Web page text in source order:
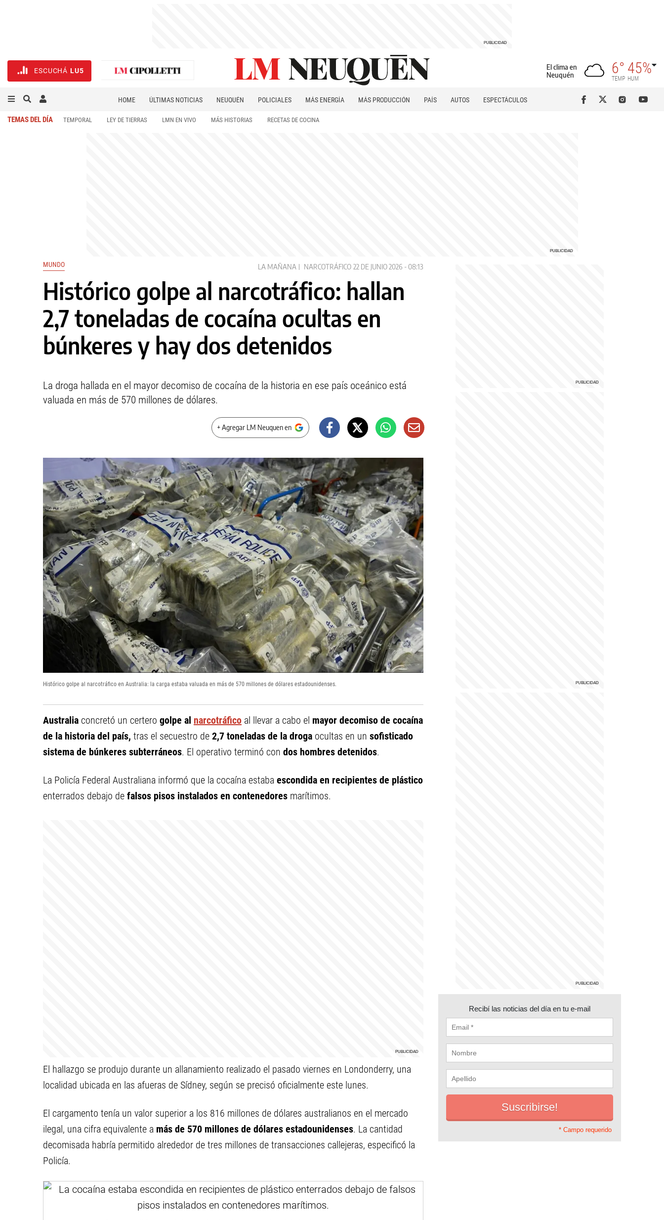
ESCUCHÁ LU5
El clima en
Neuquén
6°
TEMP
45%
HUM
HOME ÚLTIMAS NOTICIAS NEUQUÉN POLICIALES MÁS ENERGÍA MÁS PRODUCCIÓN PAÍS AUTOS
ESPECTÁCULOS
TEMAS DEL DÍA TEMPORAL LEY DE TIERRAS LMN EN VIVO MÁS HISTORIAS RECETAS DE COCINA
MUNDO LA MAÑANA NARCOTRÁFICO 22 DE JUNIO 2026 - 08:13
Histórico golpe al narcotráfico: hallan
2,7 toneladas de cocaína ocultas en
búnkeres y hay dos detenidos
La droga hallada en el mayor decomiso de cocaína de la historia en ese país oceánico está
valuada en más de 570 millones de dólares.
+ Agregar LM Neuquen en
Histórico golpe al narcotráfico en Australia: la carga estaba valuada en más de 570 millones de dólares estadounidenses.
Australia concretó un certero golpe al narcotráfico al llevar a cabo el mayor decomiso de cocaína
de la historia del país, tras el secuestro de 2,7 toneladas de la droga ocultas en un sofisticado
sistema de búnkeres subterráneos. El operativo terminó con dos hombres detenidos.
La Policía Federal Australiana informó que la cocaína estaba escondida en recipientes de plástico
enterrados debajo de falsos pisos instalados en contenedores marítimos.
El hallazgo se produjo durante un allanamiento realizado el pasado viernes en Londonderry, una
localidad ubicada en las afueras de Sídney, según se precisó oficialmente este lunes.
El cargamento tenía un valor superior a los 816 millones de dólares australianos en el mercado
ilegal, una cifra equivalente a más de 570 millones de dólares estadounidenses. La cantidad
decomisada habría permitido alrededor de tres millones de transacciones callejeras, especificó la
Policía.
Recibí las noticias del día en tu e-mail
* Campo requerido